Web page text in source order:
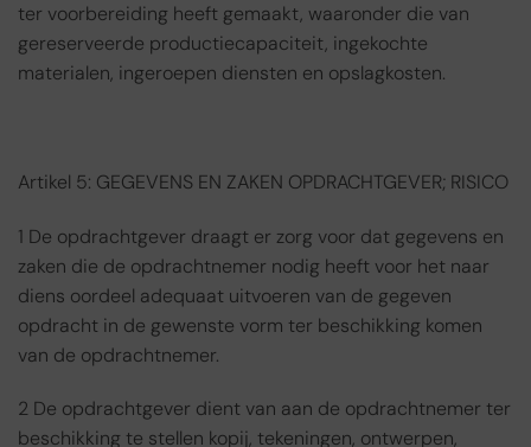
ter voorbereiding heeft gemaakt, waaronder die van
gereserveerde productiecapaciteit, ingekochte
materialen, ingeroepen diensten en opslagkosten.
Artikel 5: GEGEVENS EN ZAKEN OPDRACHTGEVER; RISICO
1 De opdrachtgever draagt er zorg voor dat gegevens en
zaken die de opdrachtnemer nodig heeft voor het naar
diens oordeel adequaat uitvoeren van de gegeven
opdracht in de gewenste vorm ter beschikking komen
van de opdrachtnemer.
2 De opdrachtgever dient van aan de opdrachtnemer ter
beschikking te stellen kopij, tekeningen, ontwerpen,